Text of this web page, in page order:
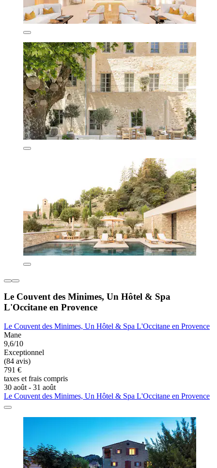
Le Couvent des Minimes, Un Hôtel & Spa
L'Occitane en Provence
Le Couvent des Minimes, Un Hôtel & Spa L'Occitane en Provence
Mane
9,6/10
Exceptionnel
(84 avis)
791 €
taxes et frais compris
30 août - 31 août
Le Couvent des Minimes, Un Hôtel & Spa L'Occitane en Provence